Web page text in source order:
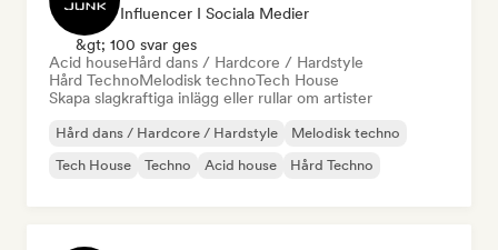
Influencer I Sociala Medier
&gt; 100 svar ges
Acid houseHård dans / Hardcore / Hardstyle
Hård TechnoMelodisk technoTech House
Skapa slagkraftiga inlägg eller rullar om artister
Hård dans / Hardcore / Hardstyle
Melodisk techno
Tech House
Techno Acid house Hård Techno